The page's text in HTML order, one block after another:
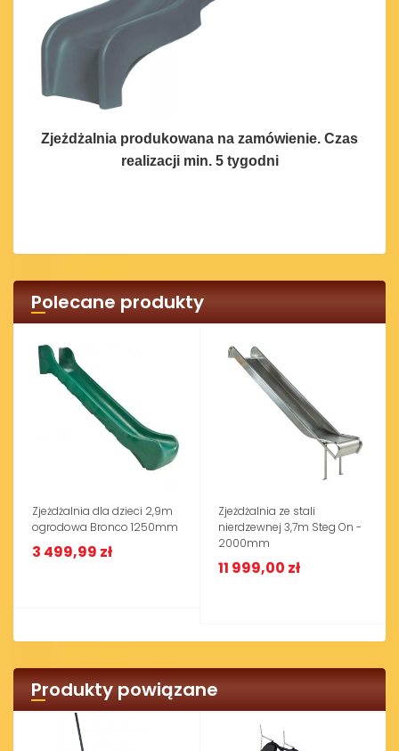
Zjeżdżalnia produkowana na zamówienie. Czas
realizacji min. 5 tygodni
Polecane produkty
Zjeżdżalnia dla dzieci 2,9m
ogrodowa Bronco 1250mm
3 499,99 zł
Zjeżdżalnia ze stali
nierdzewnej 3,7m Steg On -
2000mm
11 999,00 zł
Produkty powiązane